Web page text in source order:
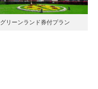
グリーンランド券付プラン